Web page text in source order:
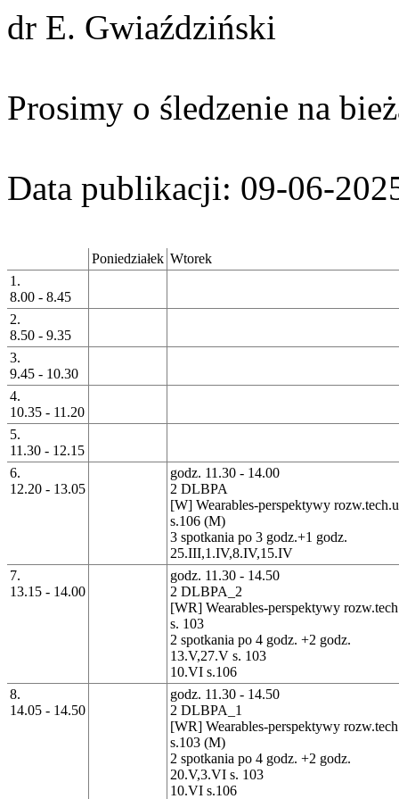
dr E. Gwiaździński
Prosimy o śledzenie na
Data publikacji: 09-06-
Poniedziałek Wtorek
1.
8.00 - 8.45
2.
8.50 - 9.35
3.
9.45 - 10.30
4.
10.35 - 11.20
5.
11.30 - 12.15
6.
12.20 - 13.05
godz. 11.30 - 14.00
2 DLBPA
[W] Wearables-perspektywy
s.106 (M)
3 spotkania po 3 godz.+1 godz.
25.III,1.IV,8.IV,15.IV
7.
13.15 - 14.00
godz. 11.30 - 14.50
2 DLBPA_2
[WR] Wearables-perspektywy
s. 103
2 spotkania po 4 godz. +2 godz.
13.V,27.V s. 103
10.VI s.106
8.
14.05 - 14.50
godz. 11.30 - 14.50
2 DLBPA_1
[WR] Wearables-perspektywy
s.103 (M)
2 spotkania po 4 godz. +2 godz.
20.V,3.VI s. 103
10.VI s.106